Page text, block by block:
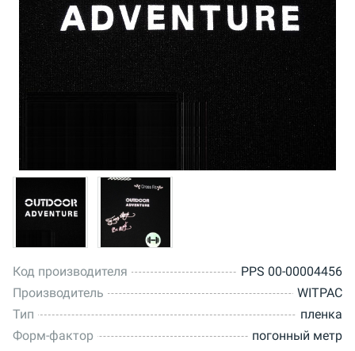
Код производителя
PPS 00-00004456
Производитель
WITPAC
Тип
пленка
Форм-фактор
погонный метр